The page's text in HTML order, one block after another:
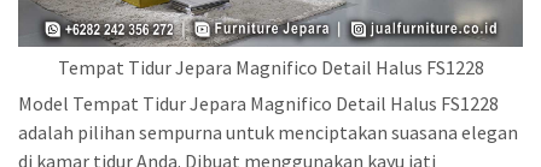
Tempat Tidur Jepara Magnifico Detail Halus FS1228
Model Tempat Tidur Jepara Magnifico Detail Halus FS1228
adalah pilihan sempurna untuk menciptakan suasana elegan
di kamar tidur Anda. Dibuat menggunakan kayu jati